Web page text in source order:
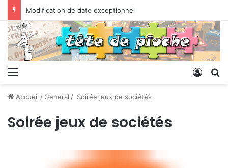
Modification de date exceptionnel
Menu
Accueil /General / Soirée jeux de sociétés
Soirée jeux de sociétés